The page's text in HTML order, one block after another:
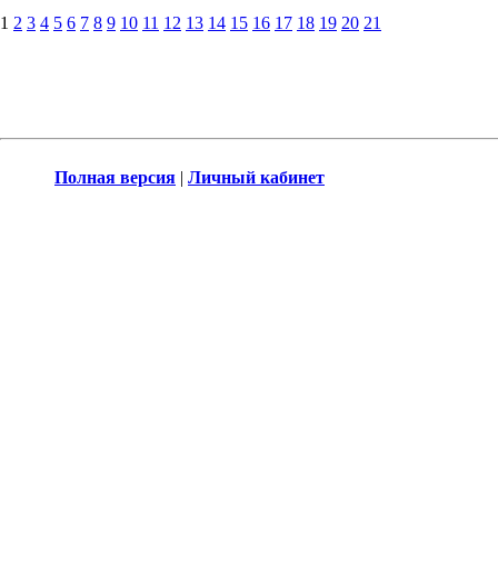
1 2 3 4 5 6 7 8 9 10 11 12 13 14 15 16 17 18 19 20 21
Полная версия | Личный кабинет